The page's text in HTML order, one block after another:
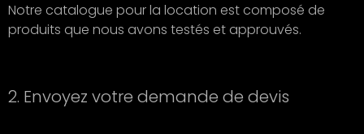
Notre catalogue pour la location est composé de
produits que nous avons testés et approuvés.
2. Envoyez votre demande de devis